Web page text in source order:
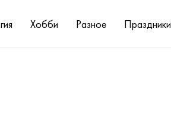
Хобби Разное Праздники